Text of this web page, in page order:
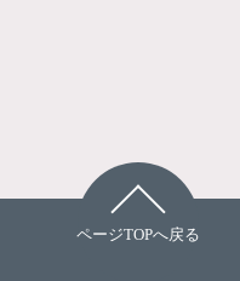
ページTOPへ戻る